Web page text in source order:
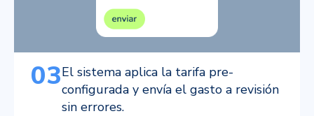
03El sistema aplica la tarifa pre-
configurada y envía el gasto a revisión
sin errores.